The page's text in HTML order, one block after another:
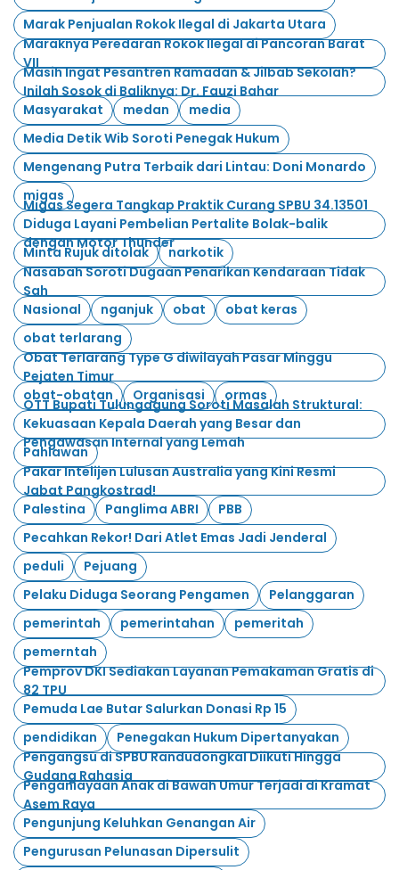
Marak Penjualan Rokok Ilegal di Jakarta Utara
Maraknya Peredaran Rokok Ilegal di Pancoran Barat
VII
Masih Ingat Pesantren Ramadan & Jilbab Sekolah?
Inilah Sosok di Baliknya: Dr. Fauzi Bahar
Masyarakat
medan
media
Media Detik Wib Soroti Penegak Hukum
Mengenang Putra Terbaik dari Lintau: Doni Monardo
migas
Migas Segera Tangkap Praktik Curang SPBU 34.13501
Diduga Layani Pembelian Pertalite Bolak-balik
dengan Motor Thunder
Minta Rujuk ditolak
narkotik
Nasabah Soroti Dugaan Penarikan Kendaraan Tidak
Sah
Nasional
nganjuk obat
obat keras
obat terlarang
Obat Terlarang Type G diwilayah Pasar Minggu
Pejaten Timur
obat-obatan
Organisasi ormas
OTT Bupati Tulungagung Soroti Masalah Struktural:
Kekuasaan Kepala Daerah yang Besar dan
Pengawasan Internal yang Lemah
Pahlawan
Pakar Intelijen Lulusan Australia yang Kini Resmi
Jabat Pangkostrad!
Palestina
Panglima ABRI
PBB
Pecahkan Rekor! Dari Atlet Emas Jadi Jenderal
peduli
Pejuang
Pelaku Diduga Seorang Pengamen
Pelanggaran
pemerintah
pemerintahan
pemeritah
pemerntah
Pemprov DKI Sediakan Layanan Pemakaman Gratis di
82 TPU
Pemuda Lae Butar Salurkan Donasi Rp 15
pendidikan
Penegakan Hukum Dipertanyakan
Pengangsu di SPBU Randudongkal Diikuti Hingga
Gudang Rahasia
Penganiayaan Anak di Bawah Umur Terjadi di Kramat
Asem Raya
Pengunjung Keluhkan Genangan Air
Pengurusan Pelunasan Dipersulit